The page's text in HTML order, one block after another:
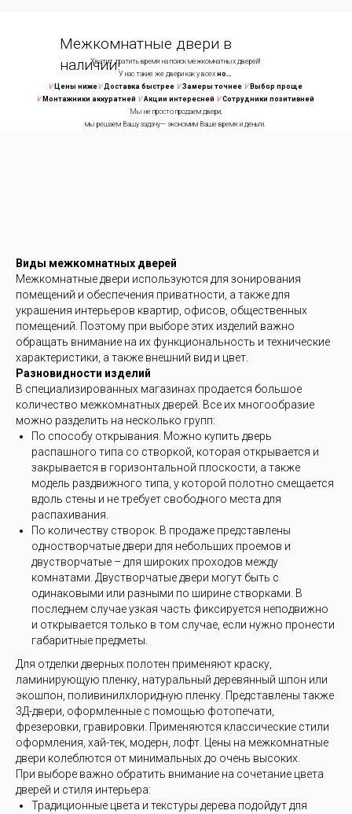
Межкомнатные двери в
наличии!
Хватит тратить время на поиск межкомнатных дверей!
У нас такие же двери как у всех но…
Замеры точнее V Доставка быстрее V Монтажники аккуратней V Акции интересней
Мы не просто продаем двери,
мы решаем Вашу задачу— экономим Ваше время и деньги.
Хватит тратить время на поиск межкомнатных дверей!
У нас такие же двери как у всех но…
V Цены нижеV Доставка быстрее VЗамеры точнее V Выбор проще
V Монтажники аккуратней V Акции интересней V Сотрудники позитивней
Мы не просто продаем двери,
мы решаем Вашу задачу— экономим Ваше время и деньги.
Виды межкомнатных дверей
Межкомнатные двери используются для зонирования
помещений и обеспечения приватности, а также для
украшения интерьеров квартир, офисов, общественных
помещений. Поэтому при выборе этих изделий важно
обращать внимание на их функциональность и технические
характеристики, а также внешний вид и цвет.
Разновидности изделий
В специализированных магазинах продается большое
количество межкомнатных дверей. Все их многообразие
можно разделить на несколько групп:
По способу открывания. Можно купить дверь
распашного типа со створкой, которая открывается и
закрывается в горизонтальной плоскости, а также
модель раздвижного типа, у которой полотно смещается
вдоль стены и не требует свободного места для
распахивания.
По количеству створок. В продаже представлены
одностворчатые двери для небольших проемов и
двустворчатые – для широких проходов между
комнатами. Двустворчатые двери могут быть с
одинаковыми или разными по ширине створками. В
последнем случае узкая часть фиксируется неподвижно
и открывается только в том случае, если нужно пронести
габаритные предметы.
Для отделки дверных полотен применяют краску,
ламинирующую пленку, натуральный деревянный шпон или
экошпон, поливинилхлоридную пленку. Представлены также
3Д-двери, оформленные с помощью фотопечати,
фрезеровки, гравировки. Применяются классические стили
оформления, хай-тек, модерн, лофт. Цены на межкомнатные
двери колеблются от минимальных до очень высоких.
При выборе важно обратить внимание на сочетание цвета
дверей и стиля интерьера:
Традиционные цвета и текстуры дерева подойдут для